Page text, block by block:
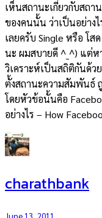
เห็นสถานะเกี่ยวกับสถ
ของคนนั้น ว่าเป็นอย่างไ
เลยครับ Single หรือ โ
นะ ผมสบายดี ^_^) แต่ห
วิเคราะห์เป็นสถิติกันด้ว
ตั้งสถานะความสัมพันธ์
โดยหัวข้อนั้นคือ
อย่างไร – How
charathbank